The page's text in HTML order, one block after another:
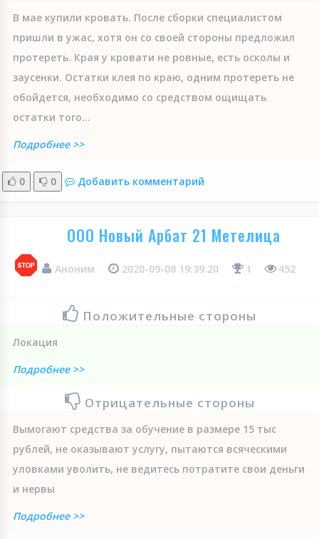
В мае купили кровать. После сборки специалистом
пришли в ужас, хотя он со своей стороны предложил
протереть. Края у кровати не ровные, есть осколы и
заусенки. Остатки клея по краю, одним протереть не
обойдется, необходимо со средством ощищать
остатки того...
Подробнее >>
0 0 Добавить комментарий
ООО Новый Арбат 21 Метелица
Аноним 2020-09-08 19:39:20 1 452
Положительные стороны
Локация
Подробнее >>
Отрицательные стороны
Вымогают средства за обучение в размере 15 тыс
рублей, не оказывают услугу, пытаются всяческими
уловками уволить, не ведитесь потратите свои деньги
и нервы
Подробнее >>